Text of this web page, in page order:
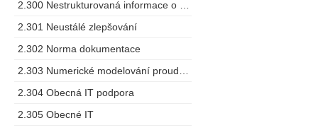
2.301 Neustálé zlepšování
2.302 Norma dokumentace
2.304 Obecná IT podpora
2.305 Obecné IT